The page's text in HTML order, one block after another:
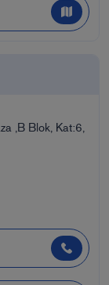
,B Blok, Kat:6,